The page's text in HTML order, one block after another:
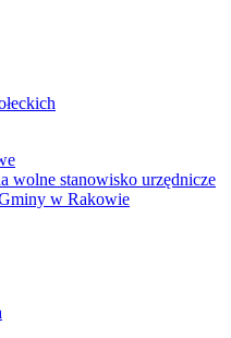
wolne stanowisko urzędnicze
w Rakowie